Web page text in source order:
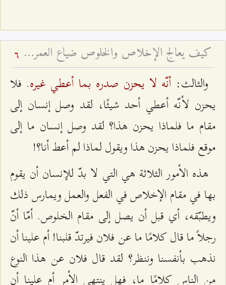
كيف يعالج الإخلاص والخلوص ضياع العمر باطلاً؟ 6
والثالث: أنّه لا يحزن صدره بما أعطي غيره. فلا
يحزن لأنّه أعطي أحد شيئًا، لقد وصل إنسان إلى
مقام ما فلماذا يحزن هذا؟ لقد وصل إنسان ما إلى
موقع فلماذا يحزن هذا ويقول لماذا لم أعط أنا؟!
هذه الأمور الثلاثة هي التي لا بدّ للإنسان أن يقوم
بها في مقام الإخلاص في الفعل والعمل ويمارس ذلك
ويطبّقه، أي قبل أن يصل إلى مقام الخلوص. أمّا أنّ
رجلاً ما قال كلامًا ما عن فلان فيرتدّ قلبنا! أم علينا أن
نذهب بأنفسنا وننظر؟ لقد قال فلان عن هذا النوع
من الناس كلامًا ما، فهل ينتهي الأمر أم علينا أن